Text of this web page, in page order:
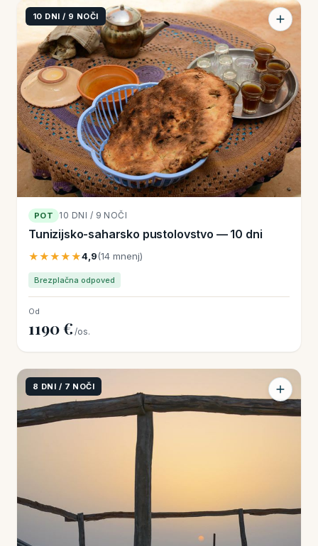
10 DNI / 9 NOČI
POT 10 DNI / 9 NOČI
Tunizijsko-saharsko pustolovstvo — 10 dni
★★★★★4,9(14 mnenj)
Brezplačna odpoved
Od
1190 € /os.
8 DNI / 7 NOČI